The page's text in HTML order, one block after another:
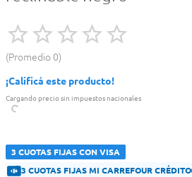
Promedio 0
¡Calificá este producto!
Cargando precio sin impuestos nacionales
3 CUOTAS FIJAS CON VISA
3 CUOTAS FIJAS MI CARREFOUR CRÉDITO